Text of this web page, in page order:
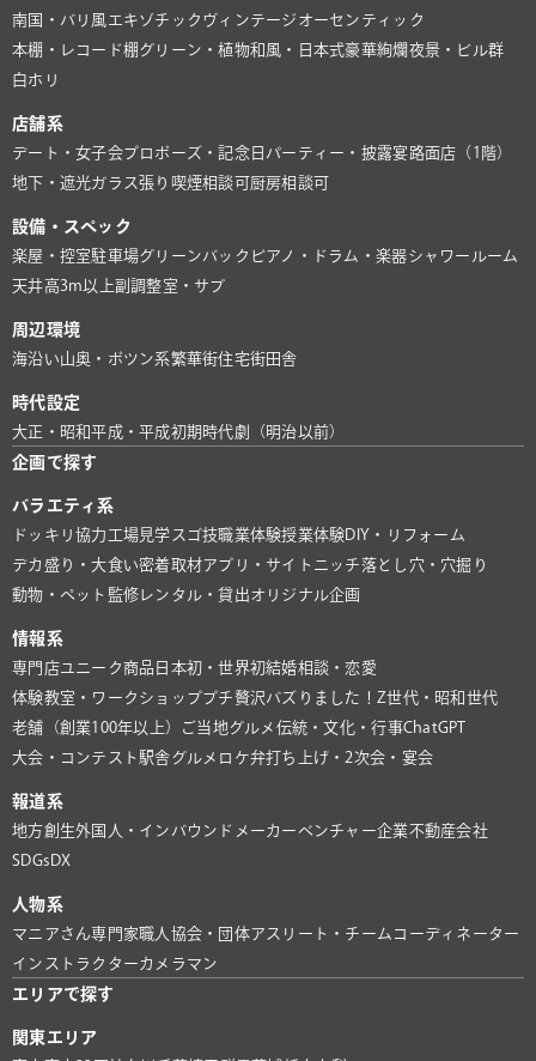
南国・バリ風 エキゾチック ヴィンテージ オーセンティック
本棚・レコード棚グリーン・植物和風・日本式豪華絢爛夜景・ビル群
白ホリ
店舗系
デート・女子会プロポーズ・記念日 パーティー・披露宴路面店（1階）
地下・遮光ガラス張り 喫煙相談可 厨房相談可
設備・スペック
楽屋・控室駐車場グリーンバック ピアノ・ドラム・楽器シャワールーム
天井高3m以上副調整室・サブ
周辺環境
海沿い山奥・ポツン系繁華街住宅街田舎
時代設定
大正・昭和平成・平成初期時代劇（明治以前）
企画で探す
バラエティ系
ドッキリ協力 工場見学 スゴ技職業体験授業体験 DIY・リフォーム
デカ盛り・大食い密着取材アプリ・サイト ニッチ落とし穴・穴掘り
動物・ペット 監修 レンタル・貸出オリジナル企画
情報系
専門店ユニーク商品 日本初・世界初結婚相談・恋愛
体験教室・ワークショッププチ贅沢バズりました！ Z世代・昭和世代
老舗（創業100年以上）
ご当地グルメ 伝統・文化・行事ChatGPT
大会・コンテスト 駅舎グルメ ロケ弁打ち上げ・2次会・宴会
報道系
地方創生外国人・インバウンド メーカー ベンチャー企業不動産会社
SDGs DX
人物系
マニアさん専門家 職人 協会・団体アスリート・チーム コーディネーター
インストラクターカメラマン
エリアで探す
関東エリア